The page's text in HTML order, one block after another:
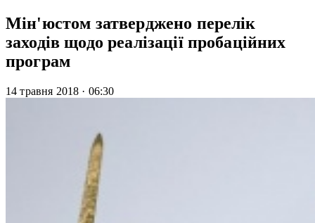
Мін'юстом затверджено перелік
заходів щодо реалізації пробаційних
програм
14 травня 2018 · 06:30